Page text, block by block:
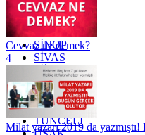
RİZE
SAKARYA
SAMSUN
SİNOP
SİVAS
SİİRT
TEKİRDAĞ
TOKAT
TRABZON
TUNCELİ
Cevvaz ne demek?
4
Milat yazarı 2019 da